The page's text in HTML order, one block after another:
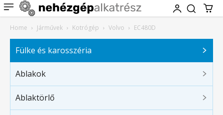
Home Járművek Kotrógép Volvo EC480D
Fülke és karosszéria
Ablakok
Ablaktörlő